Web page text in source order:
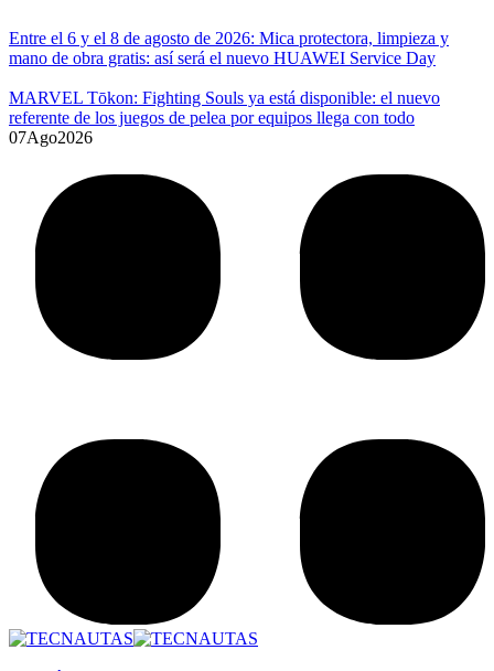
Entre el 6 y el 8 de agosto de 2026: Mica protectora, limpieza y
mano de obra gratis: así será el nuevo HUAWEI Service Day
MARVEL Tōkon: Fighting Souls ya está disponible: el nuevo
referente de los juegos de pelea por equipos llega con todo
07Ago2026